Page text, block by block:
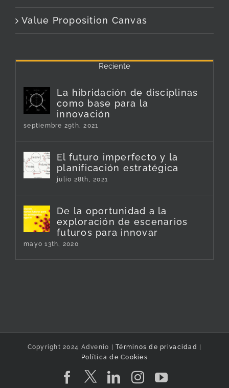
Value Proposition Canvas
Reciente
La hibridación de disciplinas
como base para la
innovación
septiembre 29th, 2021
El futuro imperfecto y la
planificación estratégica
julio 28th, 2021
De la oportunidad a la
exploración de escenarios
futuros para innovar
mayo 13th, 2020
Copyright 2024 Advenio | Términos de privacidad |
Política de Cookies
Facebook
TwitterLinkedIn
Instagram